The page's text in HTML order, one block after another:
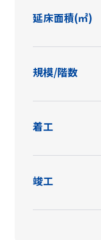
延床面積(㎡)
規模/階数
着工
竣工